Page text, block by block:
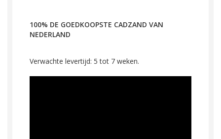
100% DE GOEDKOOPSTE CADZAND VAN
NEDERLAND
Verwachte levertijd: 5 tot 7 weken.